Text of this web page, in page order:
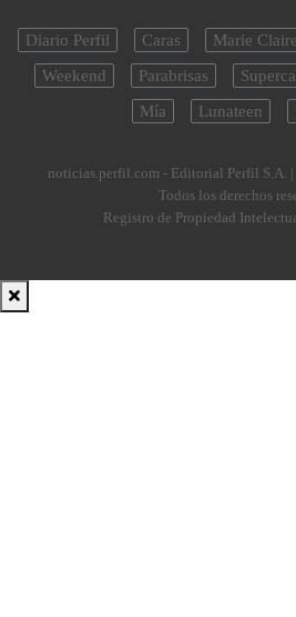
Diario Perfil Caras Marie Claire
Weekend
Parabrisas
Mía
Lunateen
noticias.perfil.com - Editorial Perfil S.A.
Todos los derechos
Registro de Propiedad